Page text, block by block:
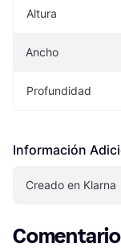
Altura
Ancho
Profundidad
Información
Creado en Klarna